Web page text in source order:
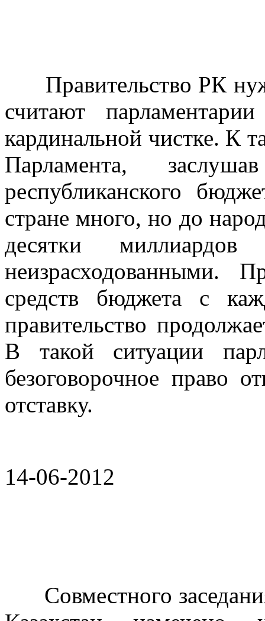
Правительство РК
считают
кардинальной чистке. К
Парламента,
республиканского
стране много, но до
десятки
неизрасходованными.
средств бюджета с
правительство
В такой ситуации
безоговорочное право
отставку.
14-06-2012
Совместного